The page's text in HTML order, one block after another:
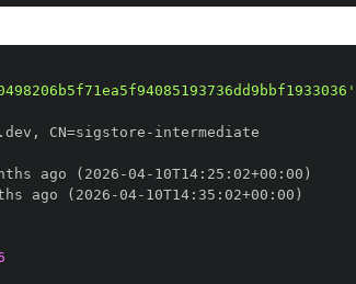
, CN=sigstore -
ago (2026-04- 10T14: 25 : 02+00 :
ago (2026-04- 10T14: 35 : 02+00 :